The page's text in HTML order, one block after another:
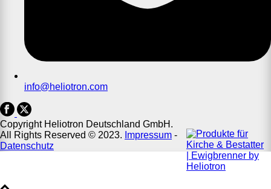
info@heliotron.com
Copyright Heliotron Deutschland GmbH.
All Rights Reserved © 2023. Impressum -
Datenschutz